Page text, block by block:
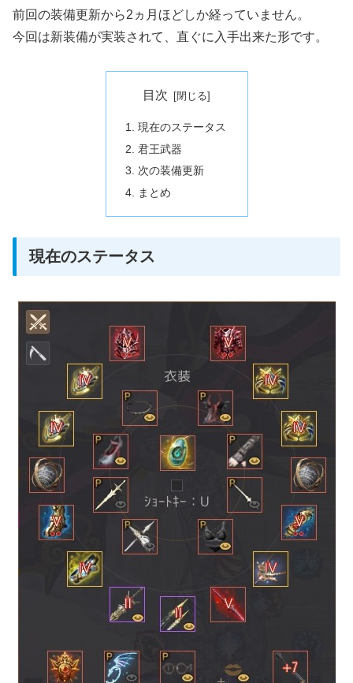
前回の装備更新から2ヵ月ほどしか経っていません。
今回は新装備が実装されて、直ぐに入手出来た形です。
目次
現在のステータス
君王武器
次の装備更新
まとめ
現在のステータス